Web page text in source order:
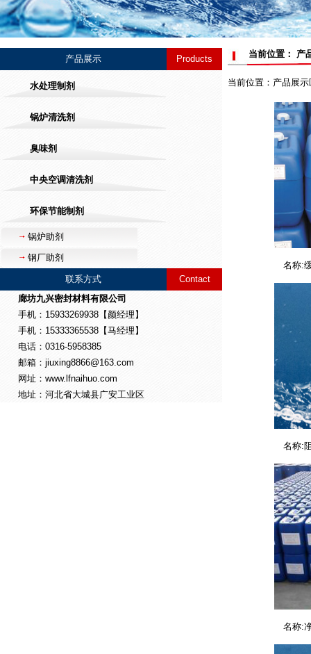
产品展示 Products
水处理制剂
锅炉清洗剂
臭味剂
中央空调清洗剂
环保节能制剂
锅炉助剂
钢厂助剂
联系方式
Contact
廊坊九兴密封材料有限公司
手机：15933269938【颜经理】
手机：15333365538【马经理】
电话：0316-5958385
邮箱：jiuxing8866@163.com
网址：www.lfnaihuo.com
地址：河北省大城县广安工业区
当前位置： 产
当前位置：产品展
名称:
名称:
名称: